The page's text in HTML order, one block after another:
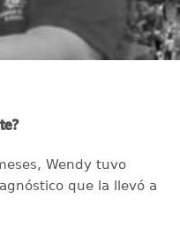
Wendy tuvo
que la llevó a